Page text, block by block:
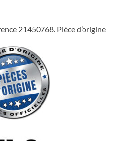
21450768. Pièce d’origine